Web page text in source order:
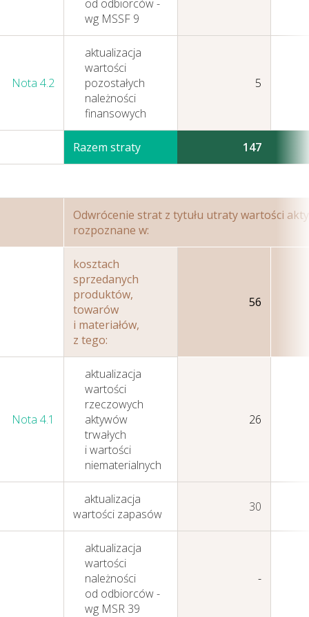
od odbiorców -
wg MSSF 9
Nota 4.2
aktualizacja
wartości
pozostałych
należności
finansowych
5
Razem straty 147
Odwrócenie strat z tytułu utraty wartości
rozpoznane w:
kosztach
sprzedanych
produktów,
towarów
i materiałów,
z tego:
56
Nota 4.1
aktualizacja
wartości
rzeczowych
aktywów
trwałych
i wartości
niematerialnych
26
aktualizacja
wartości zapasów
30
aktualizacja
wartości
należności
od odbiorców -
wg MSR 39
-